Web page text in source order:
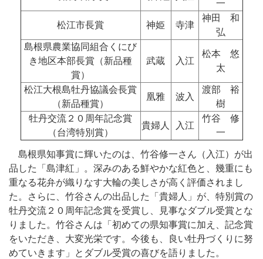
一
松江市長賞 神姫 寺津
神田 和
弘
島根県農業協同組合くにび
き地区本部長賞（新品種
賞）
武蔵 入江
松本 悠
太
松江大根島牡丹協議会長賞
（新品種賞）
凰雅 波入
渡部 裕
樹
牡丹交流２０周年記念賞
（台湾特別賞）
貴婦人 入江
竹谷 修
一
島根県知事賞に輝いたのは、竹谷修一さん（入江）が出
品した「島津紅」。深みのある鮮やかな紅色と、幾重にも
重なる花弁が織りなす大輪の美しさが高く評価されまし
た。さらに、竹谷さんの出品した「貴婦人」が、特別賞の
牡丹交流２０周年記念賞を受賞し、見事なダブル受賞とな
りました。竹谷さんは「初めての県知事賞に加え、記念賞
をいただき、大変光栄です。今後も、良い牡丹づくりに努
めていきます」とダブル受賞の喜びを語りました。